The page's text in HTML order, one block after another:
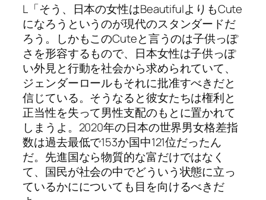
L「そう、日本の女性はBeautifulよりもCute
になろうというのが現代のスタンダードだ
ろう。しかもこのCuteと言うのは子供っぽ
さを形容するもので、日本女性は子供っぽ
い外見と行動を社会から求められていて、
ジェンダーロールもそれに批准すべきだと
信じている。そうなると彼女たちは権利と
正当性を失って男性支配のもとに置かれて
しまうよ。2020年の日本の世界男女格差指
数は過去最低で153か国中121位だったん
だ。先進国なら物質的な富だけではなく
て、国民が社会の中でどういう状態に立っ
ているかにについても目を向けるべきだ